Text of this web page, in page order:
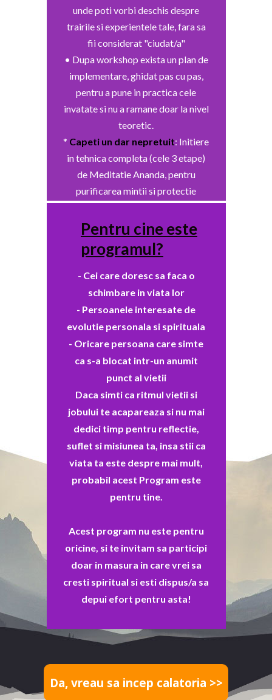
unde poti vorbi deschis despre
trairile si experientele tale, fara sa
fii considerat "ciudat/a"
• Dupa workshop exista un plan de
implementare, ghidat pas cu pas,
pentru a pune in practica cele
invatate si nu a ramane doar la nivel
teoretic.
* Capeti un dar nepretuit: Initiere
in tehnica completa (cele 3 etape)
de Meditatie Ananda, pentru
purificarea mintii si protectie
spirituala!
Pentru cine este
programul?
- Cei care doresc sa faca o
schimbare in viata lor
- Persoanele interesate de
evolutie personala si spirituala
- Oricare persoana care simte
ca s-a blocat intr-un anumit
punct al vietii
Daca simti ca ritmul vietii si
jobului te acapareaza si nu mai
dedici timp pentru reflectie,
suflet si misiunea ta, insa stii ca
viata ta este despre mai mult,
probabil acest Program este
pentru tine.
Acest program nu este pentru
oricine, si te invitam sa participi
doar in masura in care vrei sa
cresti spiritual si esti dispus/a sa
depui efort pentru asta!
Da, vreau sa incep calatoria >>